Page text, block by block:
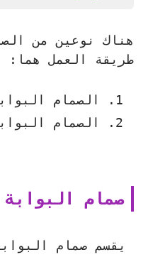
هناك نوعين من
طريقة العمل هما:
الصمام
الصمام
صمام البوابة
يقسم صمام